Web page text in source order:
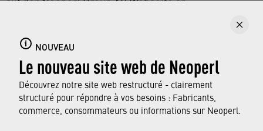
NOUVEAU
Le nouveau site web de Neoperl
Découvrez notre site web restructuré - clairement
structuré pour répondre à vos besoins : Fabricants,
commerce, consommateurs ou informations sur Neoperl.
Diese Datenschutzerklärung unterliegt den Gesetzen
der Schweiz und ist gemäss diesen Gesetzen
auszulegen. Sie verpflichten sich, alle aus Ihrer
Nutzung dieser Website herrührenden Streitfälle der